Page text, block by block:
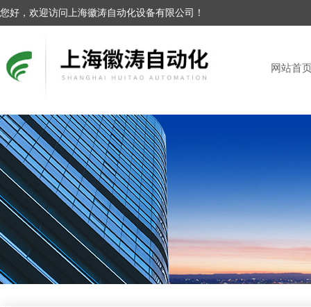
您好，欢迎访问上海徽涛自动化设备有限公司！
网站首